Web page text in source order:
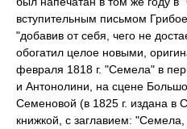
вступительным письмом
"добавив от себя, чего не
обогатил целое новыми,
февраля 1818 г. "Семела" в
и Антонолини, на сцене
Семеновой (в 1825 г. издана в
книжкой, с заглавием: